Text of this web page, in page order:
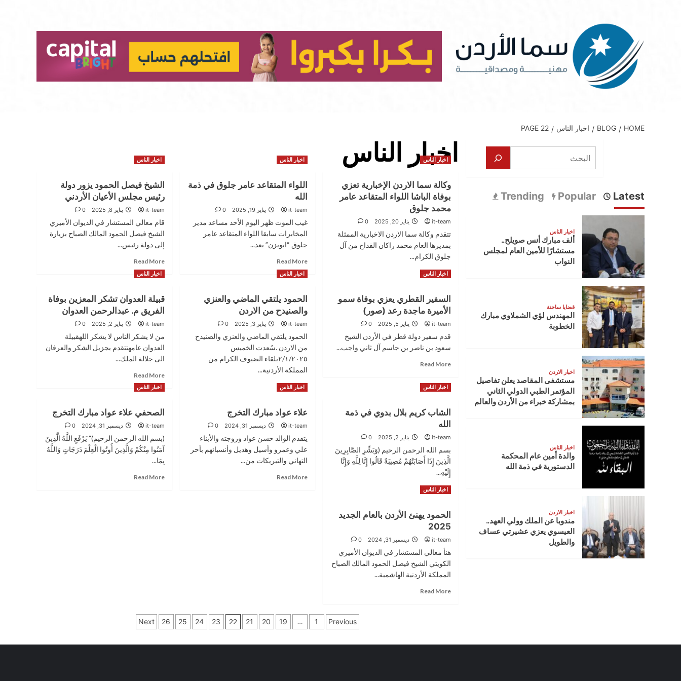
HOME
BLOG اخبار الناس PAGE 22
اخبار الناس
اخبار الناس
وكالة سما الاردن الإخبارية تعزي
بوفاة الباشا اللواء المتقاعد عامر
محمد جلوق
it-team يناير 20, 2025 0
تتقدم وكالة سما الاردن الاخبارية الممثلة
بمديرها العام محمد راكان القداح من آل
جلوق الكرام...
Read More
Read
وكالة
سما
الاردن
الإخبارية
تعزي
بوفاة
اخبار الناس
اللواء المتقاعد عامر جلوق في ذمة
الله
it-team يناير 19, 2025 0
غيب الموت ظهر اليوم الأحد مساعد مدير
المخابرات سابقا اللواء المتقاعد عامر
جلوق “ابويزن” بعد...
Read More
Read
more
about
المتقاعد
عامر
جلوق
في
ذمة
الله
اخبار الناس
الشيخ فيصل الحمود يزور دولة
رئيس مجلس الأعيان الأردني
it-team يناير 8, 2025 0
قام معالي المستشار في الديوان الأميري
الشيخ فيصل الحمود المالك الصباح بزيارة
إلى دولة رئيس...
Read More
more
about
فيصل
الحمود
يزور
دولة
رئيس
مجلس
الأعيان
اخبار الناس
السفير القطري يعزي بوفاة سمو
الأميرة ماجدة رعد (صور)
it-team يناير 5, 2025 0
قدم سفير دولة قطر في الأردن الشيخ
سعود بن ناصر بن جاسم آل ثاني واجب...
Read More
about
السفير
يعزي
الأميرة
ماجدة
رعد
اخبار الناس
الحمود يلتقي الماضي والعنزي
والصنيدح من الاردن
it-team يناير 3, 2025 0
الحمود يلتقي الماضي والعنزي والصنيدح
من الاردن .سُعدت الخميس
٢/١/٢٠٢٥بلقاء الضيوف الكرام من
المملكة الأردنية...
Read More
Read
الحمود
يلتقي
والعنزي
والصنيدح
من
اخبار الناس
قبيلة العدوان تشكر المعزين بوفاة
الفريق م. عبدالرحمن العدوان
it-team يناير 2, 2025 0
من لا يشكر الناس لا يشكر اللهقبيلة
العدوان عامهتتقدم بجزيل الشكر والعرفان
الى جلالة الملك...
Read More
more
about
العدوان
تشكر
بوفاة
الفريق
اخبار الناس
الشاب كريم بلال بدوي في ذمة
الله
it-team يناير 2, 2025 0
بسم الله الرحمن الرحيم (وَبَشِّرِ الصَّابِرِينَ
الَّذِينَ إِذَا أَصَابَتْهُمْ مُصِيبَةٌ قَالُوا إِنَّا لِلَّهِ وَإِنَّا
إِلَيْهِ...
Read More
Read
الشاب
بلال
في
ذمة
الله
اخبار الناس
علاء عواد مبارك التخرج
it-team ديسمبر 31, 2024 0
يتقدم الوالد حسن عواد وزوجته والأبناء
علي وعمرو وأسيل وهديل وأنسبائهم بأحر
التهاني والتبريكات من...
Read More
Read
اخبار الناس
الصحفي علاء عواد مبارك التخرج
it-team ديسمبر 31, 2024 0
(بسم الله الرحمن الرحيم)” يَرْفَعِ اللَّهُ الَّذِينَ
آمَنُوا مِنْكُمْ وَالَّذِينَ أُوتُوا الْعِلْمَ دَرَجَاتٍ وَاللَّهُ
بِمَا...
Read More
اخبار الناس
الحمود يهنئ الأردن بالعام الجديد
2025
it-team ديسمبر 31, 2024 0
هنأ معالي المستشار في الديوان الأميري
الكويتي الشيخ فيصل الحمود المالك الصباح
المملكة الأردنية الهاشمية...
Read More
تعدد
Previous
1
…
19
20
21
22
23
24
25
26
Next
البحث
Latest
Popular
Trending
اخبار الناس
ألف مبارك أنس صويلح..
مستشارًا للأمين العام لمجلس
النواب
قضايا ساخنة
المهندس لؤي الشملاوي مبارك
الخطوبة
اخبار الاردن
مستشفى المقاصد يعلن تفاصيل
المؤتمر الطبي الدولي الثاني
بمشاركة خبراء من الأردن والعالم
اخبار الناس
والدة أمين عام المحكمة
الدستورية في ذمة الله
اخبار الاردن
مندوبا عن الملك وولي العهد..
العيسوي يعزي عشيرتي عساف
والطويل